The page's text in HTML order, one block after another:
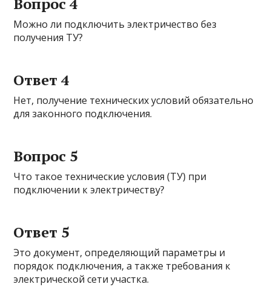
Можно ли подключить электричество без
получения ТУ?
Ответ 4
Нет, получение технических условий обязательно
для законного подключения.
Вопрос 5
Что такое технические условия (ТУ) при
подключении к электричеству?
Ответ 5
Это документ, определяющий параметры и
порядок подключения, а также требования к
электрической сети участка.